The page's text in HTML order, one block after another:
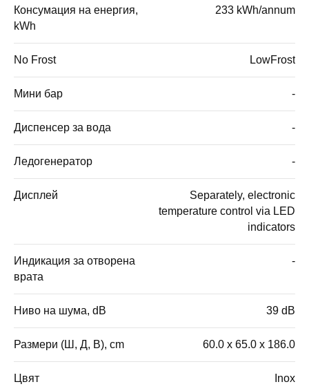
Консумация на енергия,
kWh
233 kWh/annum
No Frost LowFrost
Мини бар -
Диспенсер за вода -
Ледогенератор -
Дисплей
Separately, electronic
temperature control via LED
indicators
Индикация за отворена
врата
-
Ниво на шума, dB 39 dB
Размери (Ш, Д, В), cm 60.0 x 65.0 x 186.0
Цвят Inox